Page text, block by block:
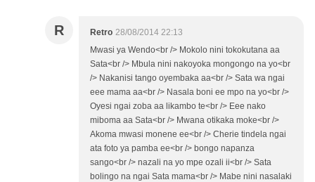
R Retro 28/08/2014 22:13
Mwasi ya Wendo<br /> Mokolo nini tokokutana aa
Sata<br /> Mbula nini nakoyoka mongongo na yo<br
/> Nakanisi tango oyembaka aa<br /> Sata wa ngai
eee mama aa<br /> Nasala boni ee mpo na yo<br />
Oyesi ngai zoba aa likambo te<br /> Eee nako
miboma aa Sata<br /> Mwana otikaka moke<br />
Akoma mwasi monene ee<br /> Cherie tindela ngai
ata foto ya pamba ee<br /> bongo napanza
sango<br /> nazali na yo mpe ozali ii<br /> Sata
bolingo na ngai Sata mama<br /> Mabe nini nasalaki